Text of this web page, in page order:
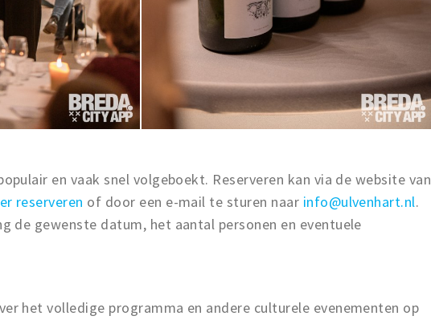
en vaak snel volgeboekt. Reserveren kan via de website van
reserveren of door een e-mail te sturen naar info@ulvenhart.nl.
de gewenste datum, het aantal personen en eventuele
het volledige programma en andere culturele evenementen op